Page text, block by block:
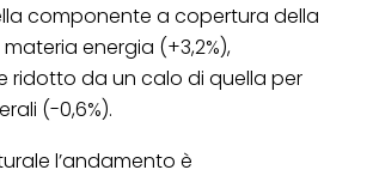
componente a copertura della
energia (+3,2%),
ridotto da un calo di quella per
(-0,6%).
l’andamento è